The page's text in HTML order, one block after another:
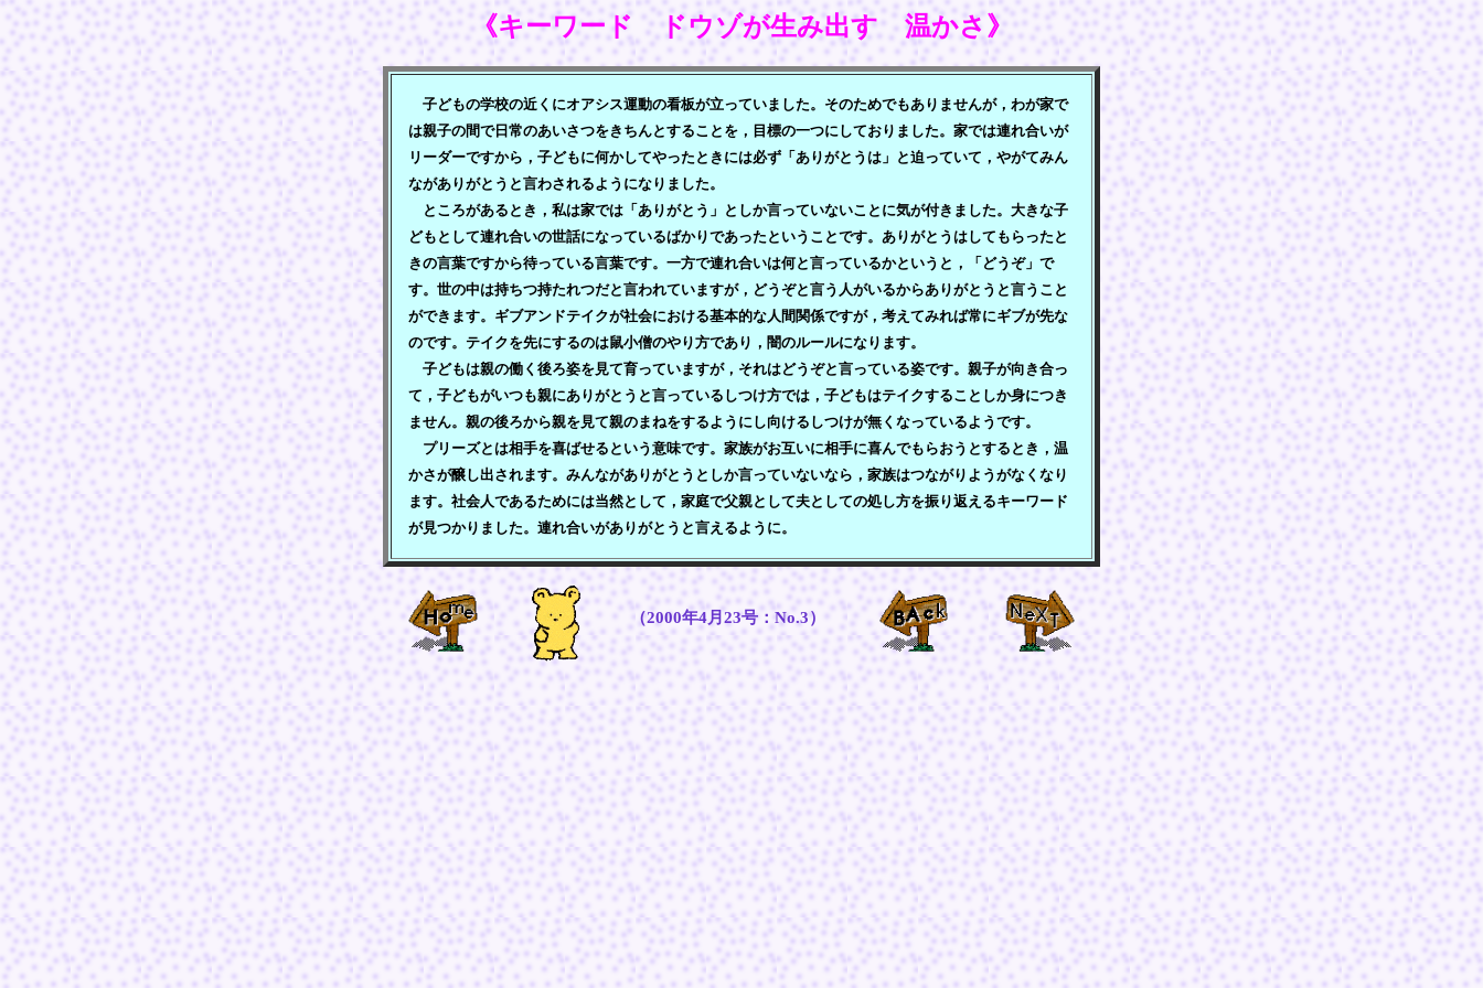
《キーワード ドウゾが生み出す 温かさ》
子どもの学校の近くにオアシス運動の看板が立っていました。そのためでもありませんが，わが家で
は親子の間で日常のあいさつをきちんとすることを，目標の一つにしておりました。家では連れ合いが
リーダーですから，子どもに何かしてやったときには必ず「ありがとうは」と迫っていて，やがてみん
ながありがとうと言わされるようになりました。
ところがあるとき，私は家では「ありがとう」としか言っていないことに気が付きました。大きな子
どもとして連れ合いの世話になっているばかりであったということです。ありがとうはしてもらったと
きの言葉ですから待っている言葉です。一方で連れ合いは何と言っているかというと，「どうぞ」で
す。世の中は持ちつ持たれつだと言われていますが，どうぞと言う人がいるからありがとうと言うこと
ができます。ギブアンドテイクが社会における基本的な人間関係ですが，考えてみれば常にギブが先な
のです。テイクを先にするのは鼠小僧のやり方であり，闇のルールになります。
子どもは親の働く後ろ姿を見て育っていますが，それはどうぞと言っている姿です。親子が向き合っ
て，子どもがいつも親にありがとうと言っているしつけ方では，子どもはテイクすることしか身につき
ません。親の後ろから親を見て親のまねをするようにし向けるしつけが無くなっているようです。
プリーズとは相手を喜ばせるという意味です。家族がお互いに相手に喜んでもらおうとするとき，温
かさが醸し出されます。みんながありがとうとしか言っていないなら，家族はつながりようがなくなり
ます。社会人であるためには当然として，家庭で父親として夫としての処し方を振り返えるキーワード
が見つかりました。連れ合いがありがとうと言えるように。
（2000年4月23号：No.3）